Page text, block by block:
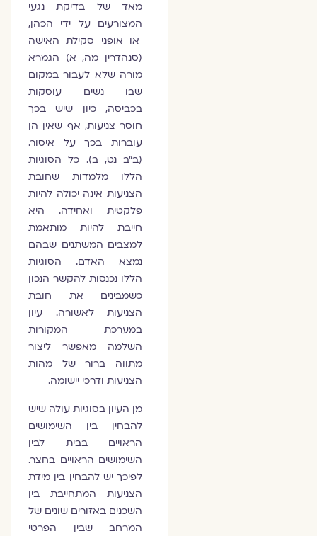
מאד של בדיקת נגעי
המצורעים על ידי הכהן,
או אופני סקילת האישה
(סנהדרין מה, א) הגמרא
מורה שלא לעבור במקום
שבו נשים עוסקות
בכביסה, כיון שיש בכך
חוסר צניעות, אף שאין הן
עוברות בכך על איסור.
(ב"ב נט, ב). כל הסוגיות
הללו מלמדות שחובת
הצניעות אינה יכולה להיות
פלקטית ואחידה. היא
חייבת להיות מותאמת
למצבים המשתנים שבהם
נמצא האדם. הסוגיות
הללו נכנסות להקשר הנכון
כשמבינים את חובת
הצניעות לאשורה. עיון
במערכת המקורות
השלמה מאפשר ליצור
מתווה ברור של מהות
הצניעות ודרכי יישומה.
מן העיון בסוגיות עולה שיש
להבחין בין השימושים
הראויים בבית לבין
השימושים הראויים בחצר.
לפיכך יש להבחין בין מידת
הצניעות המתחייבת בין
השכנים באזורים שונים של
המרחב שבין הפרטי